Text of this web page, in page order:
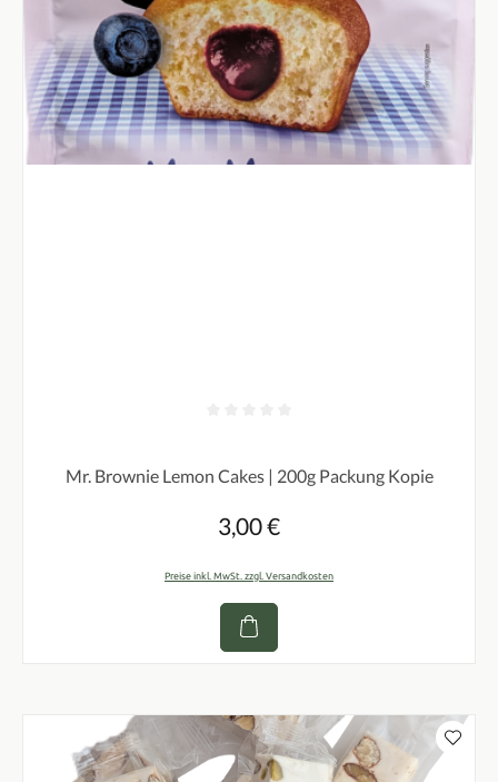
Mr. Brownie Lemon Cakes | 200g Packung Kopie
Regulärer Preis:
3,00 €
Preise inkl. MwSt. zzgl. Versandkosten